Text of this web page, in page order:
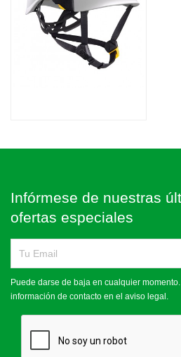
Infórmese de nuestras
ofertas especiales
Puede darse de baja en cualquier
información de contacto en el aviso legal.